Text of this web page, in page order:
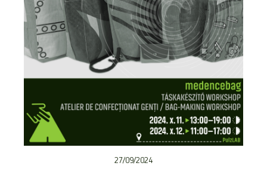
27/09/2024